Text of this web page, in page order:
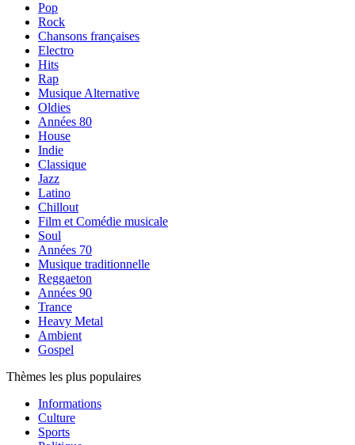
Pop
Rock
Chansons françaises
Electro
Hits
Rap
Musique Alternative
Oldies
Années 80
House
Indie
Classique
Jazz
Latino
Chillout
Film et Comédie musicale
Soul
Années 70
Musique traditionnelle
Reggaeton
Années 90
Trance
Heavy Metal
Ambient
Gospel
Thèmes les plus populaires
Informations
Culture
Sports